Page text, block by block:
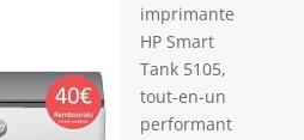
imprimante
HP Smart
Tank 5105,
tout-en-un
performant